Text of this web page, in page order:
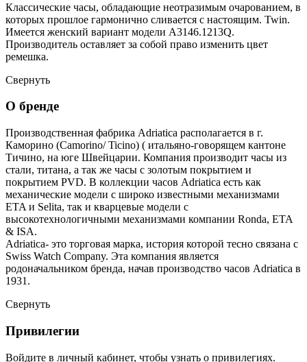
Классические часы, обладающие неотразимым очарованием, в
которых прошлое гармонично сливается с настоящим. Twin.
Имеется женский вариант модели A3146.1213Q.
Производитель оставляет за собой право изменить цвет
ремешка.
Свернуть
О бренде
Производственная фабрика Adriatica располагается в г.
Каморино (Camorino/ Ticino) ( итальяно-говорящем кантоне
Тичино, на юге Швейцарии. Компания производит часы из
стали, титана, а так же часы с золотым покрытием и
покрытием PVD. В коллекции часов Adriatica есть как
механические модели с широко известными механизмами
ETA и Selita, так и кварцевые модели с
высокотехнологичными механизмами компании Ronda, ETA
& ISA.
Adriatica- это торговая марка, история которой тесно связана с
Swiss Watch Company. Эта компания является
родоначальником бренда, начав производство часов Adriatica в
1931.
Свернуть
Привилегии
Войдите в личный кабинет, чтобы узнать о привилегиях.